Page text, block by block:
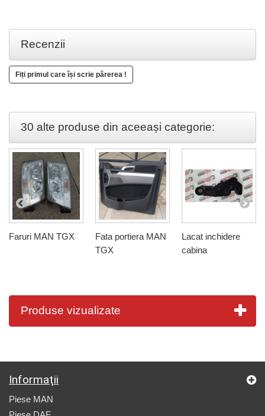
Recenzii
Fiți primul care își scrie părerea !
30 alte produse din aceeași categorie:
Faruri MAN TGX
Fata portiera MAN
TGX
Lacat inchidere
cabina
Produse vizualizate
Informaţii
Piese MAN